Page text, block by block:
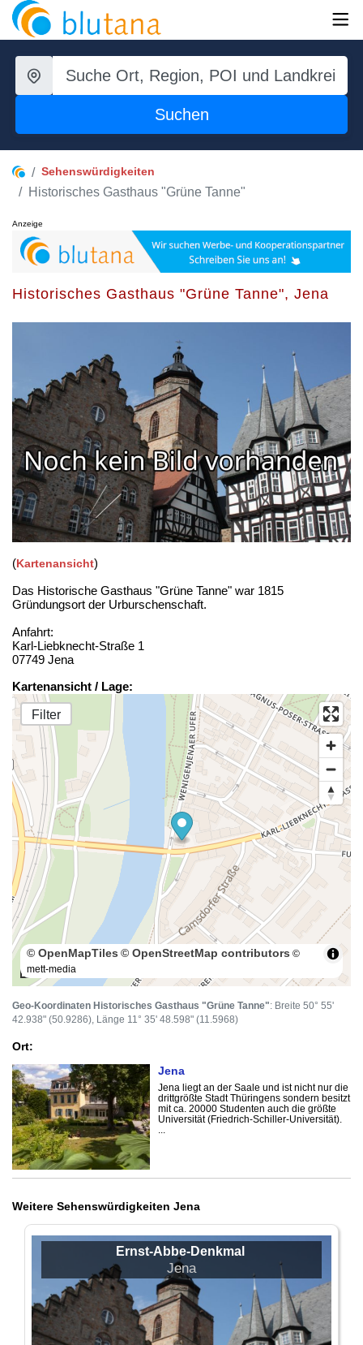
Suchen
Sehenswürdigkeiten
Historisches Gasthaus "Grüne Tanne"
Anzeige
Historisches Gasthaus "Grüne Tanne", Jena
(Kartenansicht)
Das Historische Gasthaus "Grüne Tanne" war 1815
Gründungsort der Urburschenschaft.
Anfahrt:
Karl-Liebknecht-Straße 1
07749 Jena
Kartenansicht / Lage:
Filter
100 m
© OpenMapTiles © OpenStreetMap contributors ©
mett-media
Geo-Koordinaten Historisches Gasthaus "Grüne Tanne": Breite 50° 55'
42.938" (50.9286), Länge 11° 35' 48.598" (11.5968)
Ort:
Jena
Jena liegt an der Saale und ist nicht nur die
drittgrößte Stadt Thüringens sondern besitzt
mit ca. 20000 Studenten auch die größte
Universität (Friedrich-Schiller-Universität).
...
Weitere Sehenswürdigkeiten Jena
Ernst-Abbe-Denkmal
Jena